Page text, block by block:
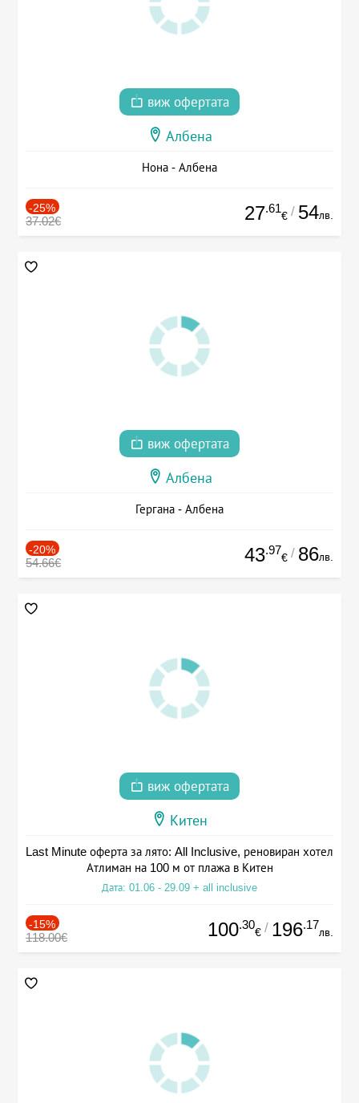
виж офертата
Албена
Нона - Албена
-25%
37.02€ 27.61
€ / 54лв.
виж офертата
Албена
Гергана - Албена
-20%
54.66€ 43.97
€ / 86лв.
виж офертата
Китен
Last Minute оферта за лято: All Inclusive, реновиран хотел
Атлиман на 100 м от плажа в Китен
Дата: 01.06 - 29.09 + all inclusive
-15%
118.00€ 100.30
€ / 196.17
лв.